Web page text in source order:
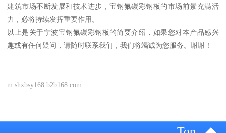
建筑市场不断发展和技术进步，宝钢氟碳彩钢板的市场前景充满活
力，必将持续发挥重要作用。
以上是关于宁波宝钢氟碳彩钢板的简要介绍，如果您对本产品感兴
趣或有任何疑问，请随时联系我们，我们将竭诚为您服务。谢谢！
m.shxbsy168.b2b168.com